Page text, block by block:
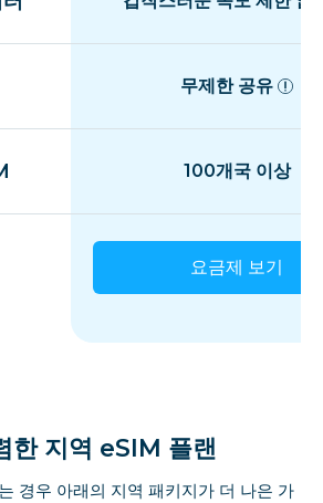
무제한 공유
100개국 이상
요금제 보기
한 지역 eSIM 플랜
경우 아래의 지역 패키지가 더 나은 가